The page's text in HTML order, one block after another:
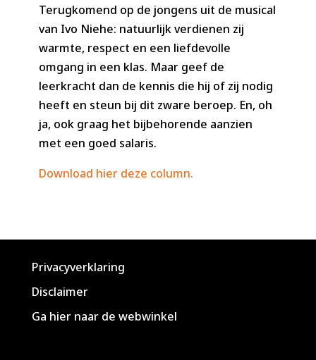
Terugkomend op de jongens uit de musical
van Ivo Niehe: natuurlijk verdienen zij
warmte, respect en een liefdevolle
omgang in een klas. Maar geef de
leerkracht dan de kennis die hij of zij nodig
heeft en steun bij dit zware beroep. En, oh
ja, ook graag het bijbehorende aanzien
met een goed salaris.
Download hier deze column.
Privacyverklaring
Disclaimer
Ga hier naar de webwinkel